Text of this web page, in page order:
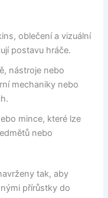
oblečení a vizuální
postavu hráče.
nástroje nebo
mechaniky nebo
mince, které lze
nebo
tak, aby
přírůstky do